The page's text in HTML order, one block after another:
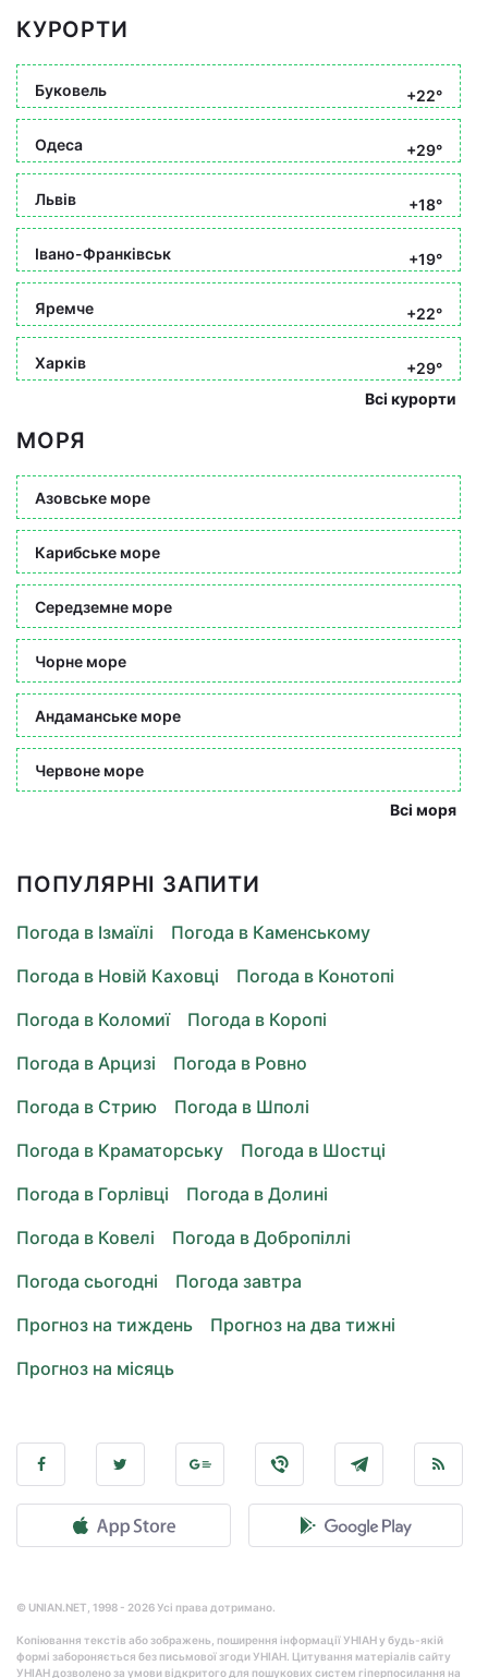
КУРОРТИ
Буковель +22°
Одеса +29°
Львів +18°
Івано-Франківськ +19°
Яремче +22°
Харків
+29°
Всі курорти
МОРЯ
Азовське море
Карибське море
Середземне море
Чорне море
Андаманське море
Червоне море
Всі моря
ПОПУЛЯРНІ ЗАПИТИ
Погода в Ізмаїлі
Погода в Каменському
Погода в Новій Каховці
Погода в Конотопі
Погода в Коломиї
Погода в Коропі
Погода в Арцизі
Погода в Ровно
Погода в Стрию
Погода в Шполі
Погода в Краматорську
Погода в Шостці
Погода в Горлівці
Погода в Долині
Погода в Ковелі
Погода в Добропіллі
Погода сьогодні
Погода завтра
Прогноз на тиждень
Прогноз на два тижні
Прогноз на місяць
© UNIAN.NET, 1998 - 2026 Усі права дотримано.
Копіювання текстів або зображень, поширення інформації УНІАН у будь-якій
формі забороняється без письмової згоди УНІАН. Цитування матеріалів сайту
УНІАН дозволено за умови відкритого для пошукових систем гіперпосилання на